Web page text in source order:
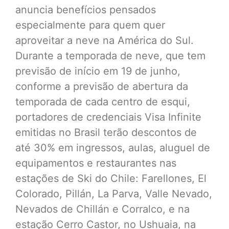
anuncia benefícios pensados
especialmente para quem quer
aproveitar a neve na América do Sul.
Durante a temporada de neve, que tem
previsão de início em 19 de junho,
conforme a previsão de abertura da
temporada de cada centro de esqui,
portadores de credenciais Visa Infinite
emitidas no Brasil terão descontos de
até 30% em ingressos, aulas, aluguel de
equipamentos e restaurantes nas
estações de Ski do Chile: Farellones, El
Colorado, Pillán, La Parva, Valle Nevado,
Nevados de Chillán e Corralco, e na
estação Cerro Castor, no Ushuaia, na